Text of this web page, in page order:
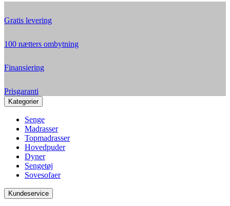
Gratis levering
100 nætters ombytning
Finansiering
Prisgaranti
Kategorier
Senge
Madrasser
Topmadrasser
Hovedpuder
Dyner
Sengetøj
Sovesofaer
Kundeservice